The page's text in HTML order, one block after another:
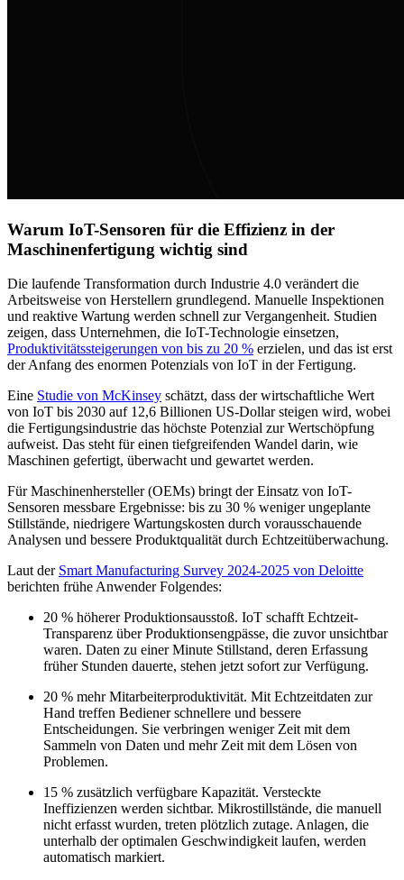
Warum IoT-Sensoren für die Effizienz in der
Maschinenfertigung wichtig sind
Die laufende Transformation durch Industrie 4.0 verändert die
Arbeitsweise von Herstellern grundlegend. Manuelle Inspektionen
und reaktive Wartung werden schnell zur Vergangenheit. Studien
zeigen, dass Unternehmen, die IoT-Technologie einsetzen,
Produktivitätssteigerungen von bis zu 20 % erzielen, und das ist erst
der Anfang des enormen Potenzials von IoT in der Fertigung.
Eine Studie von McKinsey schätzt, dass der wirtschaftliche Wert
von IoT bis 2030 auf 12,6 Billionen US-Dollar steigen wird, wobei
die Fertigungsindustrie das höchste Potenzial zur Wertschöpfung
aufweist. Das steht für einen tiefgreifenden Wandel darin, wie
Maschinen gefertigt, überwacht und gewartet werden.
Für Maschinenhersteller (OEMs) bringt der Einsatz von IoT-
Sensoren messbare Ergebnisse: bis zu 30 % weniger ungeplante
Stillstände, niedrigere Wartungskosten durch vorausschauende
Analysen und bessere Produktqualität durch Echtzeitüberwachung.
Laut der Smart Manufacturing Survey 2024-2025 von Deloitte
berichten frühe Anwender Folgendes:
20 % höherer Produktionsausstoß. IoT schafft Echtzeit-
Transparenz über Produktionsengpässe, die zuvor unsichtbar
waren. Daten zu einer Minute Stillstand, deren Erfassung
früher Stunden dauerte, stehen jetzt sofort zur Verfügung.
20 % mehr Mitarbeiterproduktivität. Mit Echtzeitdaten zur
Hand treffen Bediener schnellere und bessere
Entscheidungen. Sie verbringen weniger Zeit mit dem
Sammeln von Daten und mehr Zeit mit dem Lösen von
Problemen.
15 % zusätzlich verfügbare Kapazität. Versteckte
Ineffizienzen werden sichtbar. Mikrostillstände, die manuell
nicht erfasst wurden, treten plötzlich zutage. Anlagen, die
unterhalb der optimalen Geschwindigkeit laufen, werden
automatisch markiert.